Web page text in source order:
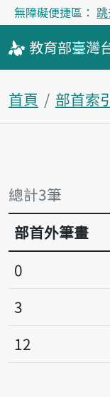
無障礙便捷區：
教育部臺灣
首頁 部首索
總計3筆
部首外筆畫
0
3
12